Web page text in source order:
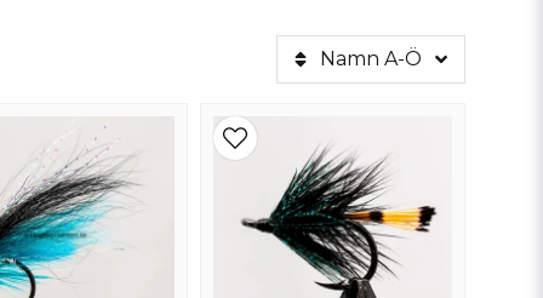
och styrka. Karpkrokar är kända för sin
flugor och gör ditt nästa fiskeäventyr
Namn A-Ö